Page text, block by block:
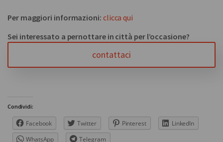
Per maggiori informazioni: clicca qui
Sei interessato a pernottare in città per l’occasione?
contattaci
Condividi:
Facebook Twitter Pinterest
LinkedIn
WhatsApp
Telegram